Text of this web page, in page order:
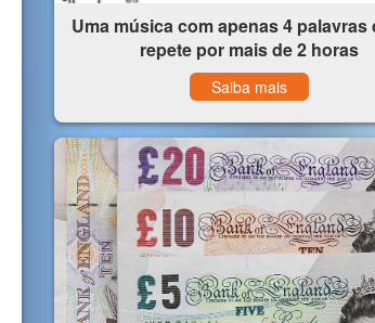
Uma música com apenas 4 palavras
repete por mais de 2 horas
Saiba mais